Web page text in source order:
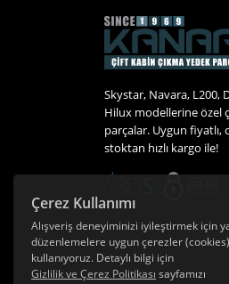
Skystar, Navara, L200,
Hilux modellerine özel
parçalar. Uygun fiyatlı,
stoktan hızlı kargo ile!
Çerez Kullanımı
Alışveriş deneyiminizi iyileştirmek için
düzenlemelere uygun çerezler (cookies)
kullanıyoruz. Detaylı bilgi için
Gizlilik ve Çerez Politikası sayfamızı